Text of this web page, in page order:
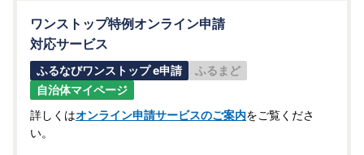
ワンストップ特例オンライン申請
対応サービス
ふるなびワンストップ e申請
ふるまど
自治体マイページ
詳しくはオンライン申請サービスのご案内をご覧くださ
い。